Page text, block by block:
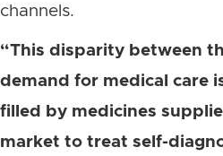
channels.
“This disparity between
demand for medical care
filled by medicines
market to treat self-